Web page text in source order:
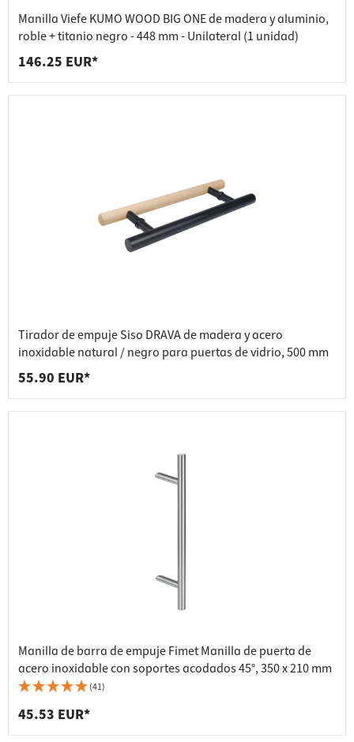
Manilla Viefe KUMO WOOD BIG ONE de madera y aluminio,
roble + titanio negro - 448 mm - Unilateral (1 unidad)
146.25 EUR*
Tirador de empuje Siso DRAVA de madera y acero
inoxidable natural / negro para puertas de vidrio, 500 mm
55.90 EUR*
Manilla de barra de empuje Fimet Manilla de puerta de
acero inoxidable con soportes acodados 45°, 350 x 210 mm
(41)
45.53 EUR*